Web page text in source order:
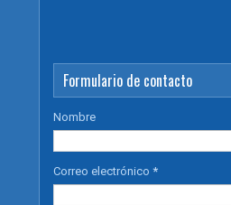
Formulario de contacto
Nombre
Correo electrónico *